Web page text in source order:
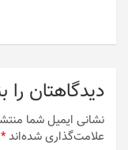
دیدگاهتان را
نشانی ایمیل شما
علامت‌گذاری شده‌اند*